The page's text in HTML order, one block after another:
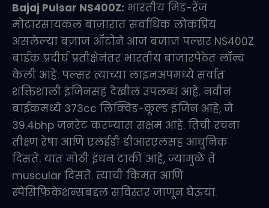
Bajaj Pulsar NS400Z: भारतीय मिड-रेंज
मोटारसायकल बाजारात सर्वाधिक लोकप्रिय
असलेल्या बजाज ऑटोने आज बजाज पल्सर NS400Z
बाईक प्रदीर्घ प्रतीक्षेनंतर भारतीय बाजारपेठेत लॉन्च
केली आहे. पल्सर त्याच्या लाइनअपमध्ये सर्वात
शक्तिशाली इंजिनसह देखील उपलब्ध आहे. नवीन
बाईकमध्ये 373cc लिक्विड-कूल्ड इंजिन आहे, जे
39.4bhp जनरेट करण्यास सक्षम आहे. तिची रचना
तीक्ष्ण रेषा आणि एलईडी डीआरएलसह आधुनिक
दिसते. यात मोठी इंधन टाकी आहे, ज्यामुळे ते
muscular दिसते. त्याची किंमत आणि
स्पेसिफिकेशन्सबद्दल सविस्तर जाणून घेऊया.